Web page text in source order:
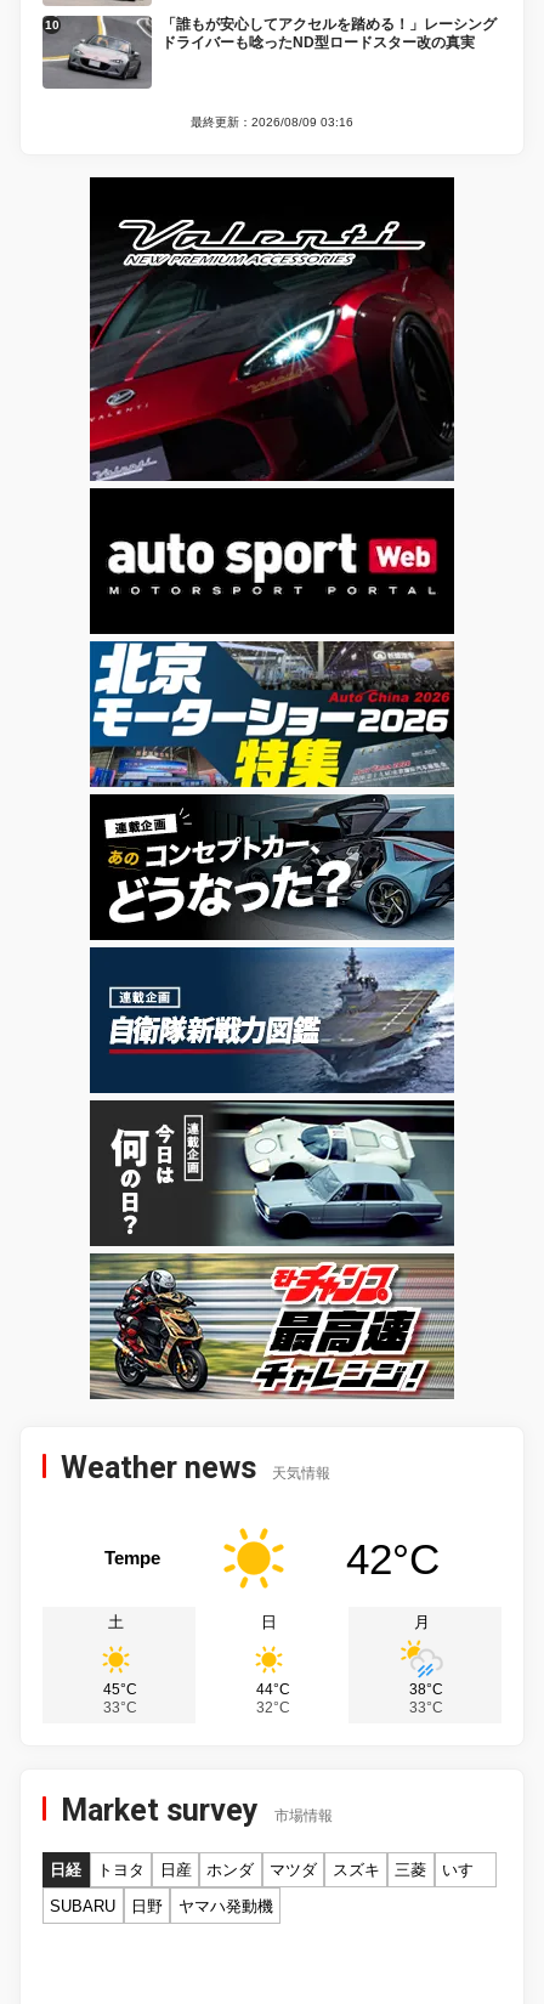
「誰もが安心してアクセルを踏める！」レーシング
ドライバーも唸ったND型ロードスター改の真実
最終更新：2026/08/09 03:16
Weather news 天気情報
Tempe 42°C
土
45°C
33°C
日
44°C
32°C
月
38°C
33°C
Market survey 市場情報
日経 トヨタ 日産 ホンダ マツダ スズキ 三菱
いすゞ
SUBARU
日野 ヤマハ発動機